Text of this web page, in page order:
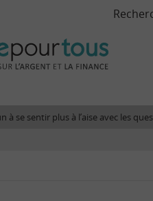
finance
site
se sentir plus à l’aise avec les